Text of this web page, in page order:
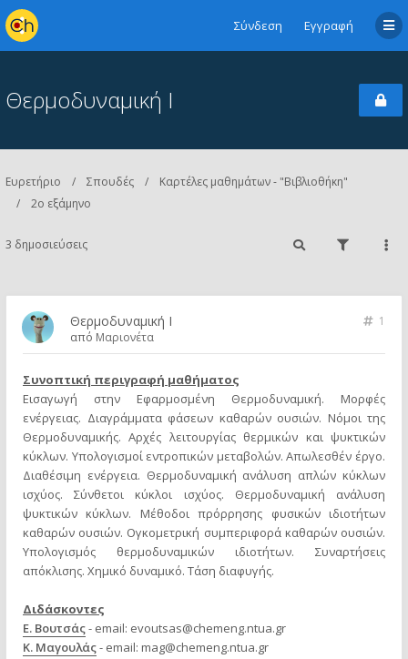
Σύνδεση Εγγραφή
Θερμοδυναμική Ι
Ευρετήριο Σπουδές
Καρτέλες μαθημάτων - "Βιβλιοθήκη"
2ο εξάμηνο
3 δημοσιεύσεις
Θερμοδυναμική Ι
1
από Μαριονέτα
Συνοπτική περιγραφή μαθήματος
Εισαγωγή στην Εφαρμοσμένη Θερμοδυναμική. Μορφές
ενέργειας. Διαγράμματα φάσεων καθαρών ουσιών. Νόμοι της
Θερμοδυναμικής. Αρχές λειτουργίας θερμικών και ψυκτικών
κύκλων. Υπολογισμοί εντροπικών μεταβολών. Απωλεσθέν έργο.
Διαθέσιμη ενέργεια. Θερμοδυναμική ανάλυση απλών κύκλων
ισχύος. Σύνθετοι κύκλοι ισχύος. Θερμοδυναμική ανάλυση
ψυκτικών κύκλων. Μέθοδοι πρόρρησης φυσικών ιδιοτήτων
καθαρών ουσιών. Ογκομετρική συμπεριφορά καθαρών ουσιών.
Υπολογισμός θερμοδυναμικών ιδιοτήτων. Συναρτήσεις
απόκλισης. Χημικό δυναμικό. Τάση διαφυγής.
Διδάσκοντες
Ε. Βουτσάς- email: evoutsas@chemeng.ntua.gr
Κ. Μαγουλάς- email: mag@chemeng.ntua.gr